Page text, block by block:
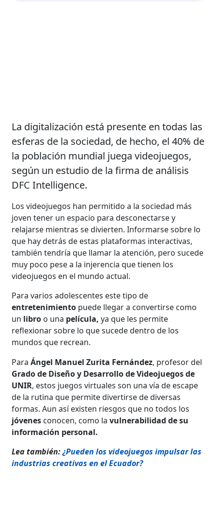
La digitalización está presente en todas las
esferas de la sociedad, de hecho, el 40% de
la población mundial juega videojuegos,
según un estudio de la firma de análisis
DFC Intelligence.
Los videojuegos han permitido a la sociedad más
joven tener un espacio para desconectarse y
relajarse mientras se divierten. Informarse sobre lo
que hay detrás de estas plataformas interactivas,
también tendría que llamar la atención, pero sucede
muy poco pese a la injerencia que tienen los
videojuegos en el mundo actual.
Para varios adolescentes este tipo de
entretenimiento puede llegar a convertirse como
un libro o una película,ya que les permite
reflexionar sobre lo que sucede dentro de los
mundos que recrean.
ParaÁngel Manuel Zurita Fernández, profesor del
Grado de Diseño y Desarrollo de Videojuegos de
UNIR, estos juegos virtuales son una vía de escape
de la rutina que permite divertirse de diversas
formas. Aun así existen riesgos que no todos los
jóvenes conocen, como lavulnerabilidad de su
información personal.
Lea también:¿Pueden los videojuegos impulsar las
industrias creativas en el Ecuador?